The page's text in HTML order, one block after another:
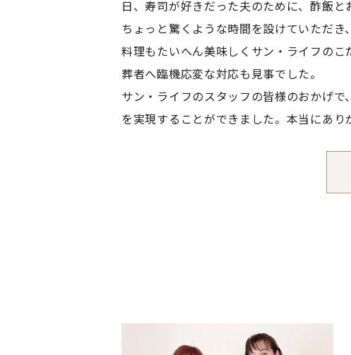
日、寿司が好きだった夫のために、酢飯
ちょっと驚くような時間を設けていただき
料理もたいへん美味しくサン・ライフの
葬者へ臨機応変な対応も見事でした。
サン・ライフのスタッフの皆様のおかげ
を実現することができました。本当にあり